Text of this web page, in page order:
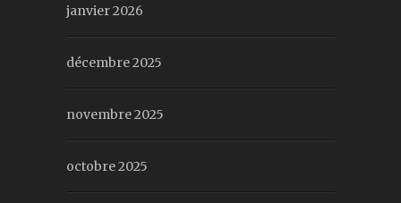
janvier 2026
décembre 2025
novembre 2025
octobre 2025